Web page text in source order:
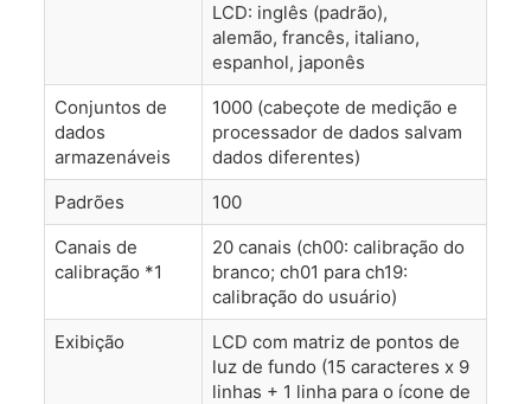
LCD: inglês (padrão),
alemão, francês, italiano,
espanhol, japonês
Conjuntos de
dados
armazenáveis
1000 (cabeçote de medição e
processador de dados salvam
dados diferentes)
Padrões
100
Canais de
calibração *1
20 canais (ch00: calibração do
branco; ch01 para ch19:
calibração do usuário)
Exibição
LCD com matriz de pontos de
luz de fundo (15 caracteres x 9
linhas + 1 linha para o ícone de